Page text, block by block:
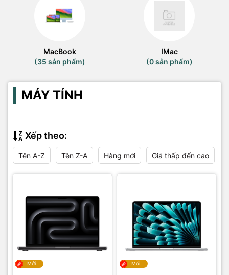
MacBook
(35 sản phẩm)
IMac
(0 sản phẩm)
MÁY TÍNH
Xếp theo:
Tên A-Z Tên Z-A Hàng mới Giá thấp đến cao
Mới Mới